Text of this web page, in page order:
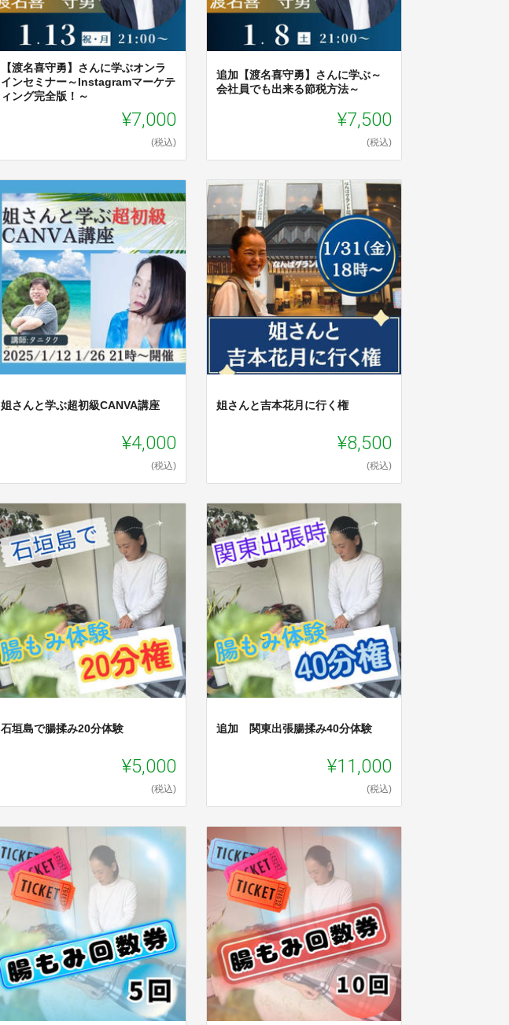
【渡名喜守勇】さんに学ぶオンラ
インセミナー～Instagramマーケテ
ィング完全版！～
¥7,000
(税込)
追加【渡名喜守勇】さんに学ぶ～
会社員でも出来る節税方法～
¥7,500
(税込)
姐さんと学ぶ超初級CANVA講座
¥4,000
(税込)
姐さんと吉本花月に行く権
¥8,500
(税込)
石垣島で腸揉み20分体験
¥5,000
(税込)
追加 関東出張腸揉み40分体験
¥11,000
(税込)